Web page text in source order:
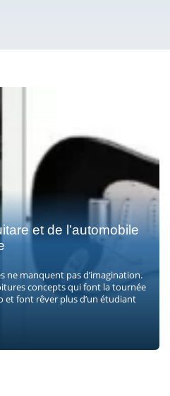
et de l’automobile
ne manquent pas d’imagination.
concepts qui font la tournée
et font rêver plus d’un étudiant